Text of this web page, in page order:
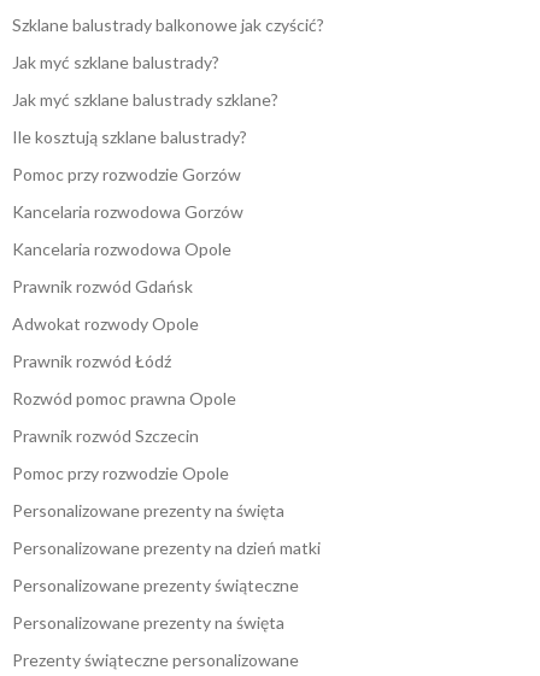
Szklane balustrady balkonowe jak czyścić?
Jak myć szklane balustrady?
Jak myć szklane balustrady szklane?
Ile kosztują szklane balustrady?
Pomoc przy rozwodzie Gorzów
Kancelaria rozwodowa Gorzów
Kancelaria rozwodowa Opole
Prawnik rozwód Gdańsk
Adwokat rozwody Opole
Prawnik rozwód Łódź
Rozwód pomoc prawna Opole
Prawnik rozwód Szczecin
Pomoc przy rozwodzie Opole
Personalizowane prezenty na święta
Personalizowane prezenty na dzień matki
Personalizowane prezenty świąteczne
Personalizowane prezenty na święta
Prezenty świąteczne personalizowane